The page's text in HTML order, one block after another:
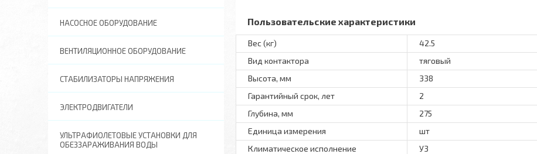
Пользовательские характеристики
Вес (кг)
42.5
Вид контактора
тяговый
Высота, мм
338
Гарантийный срок, лет
2
Глубина, мм
275
Единица измерения
шт
Климатическое исполнение
У3
НАСОСНОЕ ОБОРУДОВАНИЕ
ВЕНТИЛЯЦИОННОЕ ОБОРУДОВАНИЕ
СТАБИЛИЗАТОРЫ НАПРЯЖЕНИЯ
ЭЛЕКТРОДВИГАТЕЛИ
УЛЬТРАФИОЛЕТОВЫЕ УСТАНОВКИ ДЛЯ
ОБЕЗЗАРАЖИВАНИЯ ВОДЫ